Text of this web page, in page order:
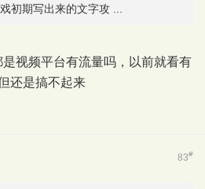
初期写出来的文字攻 ...
视频平台有流量吗，以前就看有
还是搞不起来
83#